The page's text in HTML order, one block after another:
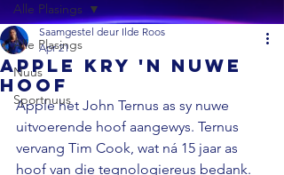
Alle Plasings
Nuus
Sportnuus
Alle Plasings
Apple kry 'n nuwe
hoof
Saamgestel deur Ilde Roos
Apr 21
Apple het John Ternus as sy nuwe
uitvoerende hoof aangewys. Ternus
vervang Tim Cook, wat ná 15 jaar as
hoof van die tegnologiereus bedank.